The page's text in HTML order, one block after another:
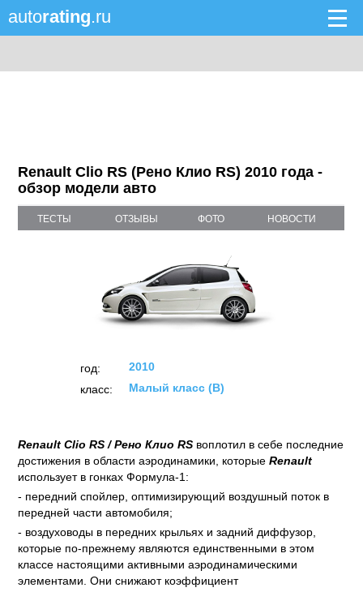
autorating.ru
Renault Clio RS (Рено Клио RS) 2010 года -
обзор модели авто
ТЕСТЫ ОТЗЫВЫ ФОТО НОВОСТИ
год:
2010
класс:
Малый класс (B)
Renault Clio RS / Рено КлиоRS воплотил в себе последние
достижения в области аэродинамики, которыеRenault
использует в гонках Формула-1:
- передний спойлер, оптимизирующий воздушный поток в
передней части автомобиля;
- воздуховоды в передних крыльях и задний диффузор,
которые по-прежнему являются единственными в этом
классе настоящими активными аэродинамическими
элементами. Они снижают коэффициент